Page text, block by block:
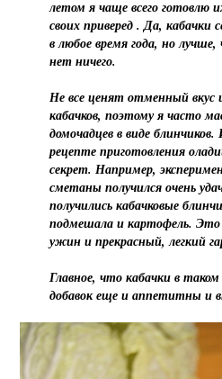
летом я чаще всего готовлю
своих приверед . Да, кабачки
в любое время года, но
нет ничего.
Не все ценят отменный вкус
кабачков, поэтому я часто
домочадцев в виде
рецепте приготовления
секрет. Например,
сметаны получился очень
получились кабачковые
подмешала и картофель.
ужин и прекрасный, легкий
Главное, что кабачки в
добавок еще и аппетитны и